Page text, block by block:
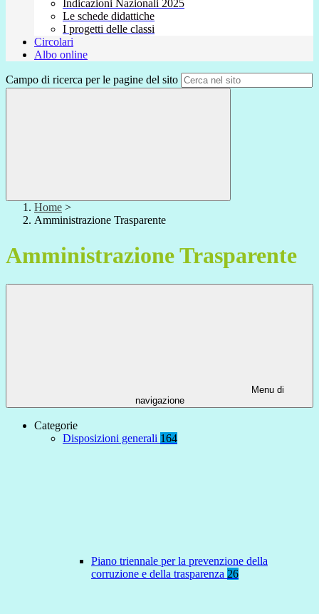
Indicazioni Nazionali 2025
Le schede didattiche
I progetti delle classi
Circolari
Albo online
Campo di ricerca per le pagine del sito
Home >
Amministrazione Trasparente
Amministrazione Trasparente
Menu di
navigazione
Categorie
Disposizioni generali 164
Piano triennale per la prevenzione della
corruzione e della trasparenza 26